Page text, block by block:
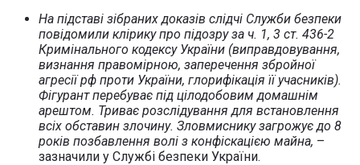
На підставі зібраних доказів слідчі Служби безпеки
повідомили клірику про підозру за ч. 1, 3 ст. 436-2
Кримінального кодексу України (виправдовування,
визнання правомірною, заперечення збройної
агресії рф проти України, глорифікація її учасників).
Фігурант перебуває під цілодобовим домашнім
арештом. Триває розслідування для встановлення
всіх обставин злочину. Зловмиснику загрожує до 8
років позбавлення волі з конфіскацією майна, –
зазначили у Службі безпеки України.